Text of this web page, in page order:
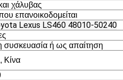
χάλυβας
επανοικοδομείται
Lexus LS460 48010-50240
συσκευασία ή ως απαίτηση
Κίνα